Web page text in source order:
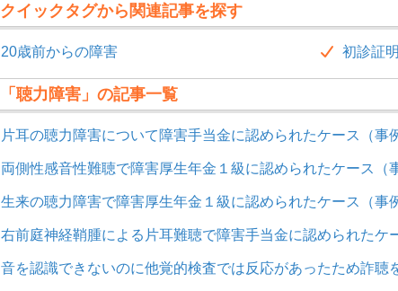
クイックタグから関連記事を探す
20歳前からの障害 初診証
「聴力障害」の記事一覧
片耳の聴力障害について障害手当金に認められたケース（事
両側性感音性難聴で障害厚生年金１級に認められたケース（
生来の聴力障害で障害厚生年金１級に認められたケース（事
右前庭神経鞘腫による片耳難聴で障害手当金に認められたケ
音を認識できないのに他覚的検査では反応があったため詐聴